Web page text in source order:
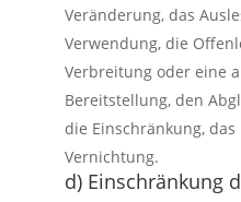
Veränderung, das
Verwendung, die
Verbreitung oder eine
Bereitstellung, den
die Einschränkung,
Vernichtung.
d) Einschränkung